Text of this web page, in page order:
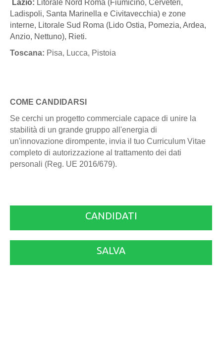
Lazio: Litorale Nord Roma (Fiumicino, Cerveteri,
Ladispoli, Santa Marinella e Civitavecchia) e zone
interne, Litorale Sud Roma (Lido Ostia, Pomezia, Ardea,
Anzio, Nettuno), Rieti.
Toscana: Pisa, Lucca, Pistoia
COME CANDIDARSI
Se cerchi un progetto commerciale capace di unire la
stabilità di un grande gruppo all'energia di
un'innovazione dirompente, invia il tuo Curriculum Vitae
completo di autorizzazione al trattamento dei dati
personali (Reg. UE 2016/679).
CANDIDATI
SALVA